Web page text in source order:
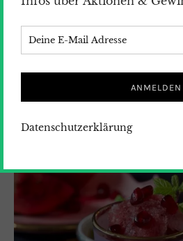
Datenschutzerklärung